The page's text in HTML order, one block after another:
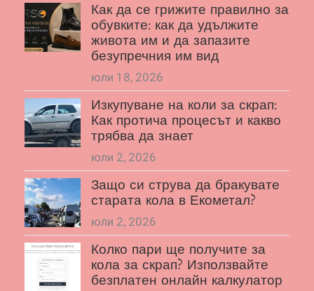
Как да се грижите правилно за
обувките: как да удължите
живота им и да запазите
безупречния им вид
юли 18, 2026
Изкупуване на коли за скрап:
Как протича процесът и какво
трябва да знает
юли 2, 2026
Защо си струва да бракувате
старата кола в Екометал?
юли 2, 2026
Колко пари ще получите за
кола за скрап? Използвайте
безплатен онлайн калкулатор